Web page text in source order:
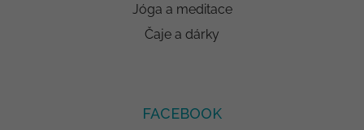
Jóga a meditace
Čaje a dárky
FACEBOOK